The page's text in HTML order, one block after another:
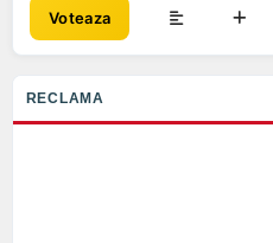
Voteaza
RECLAMA